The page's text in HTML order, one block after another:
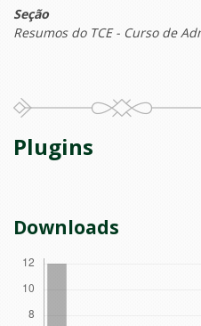
Seção
Resumos do TCE - Curso de
Plugins
Downloads